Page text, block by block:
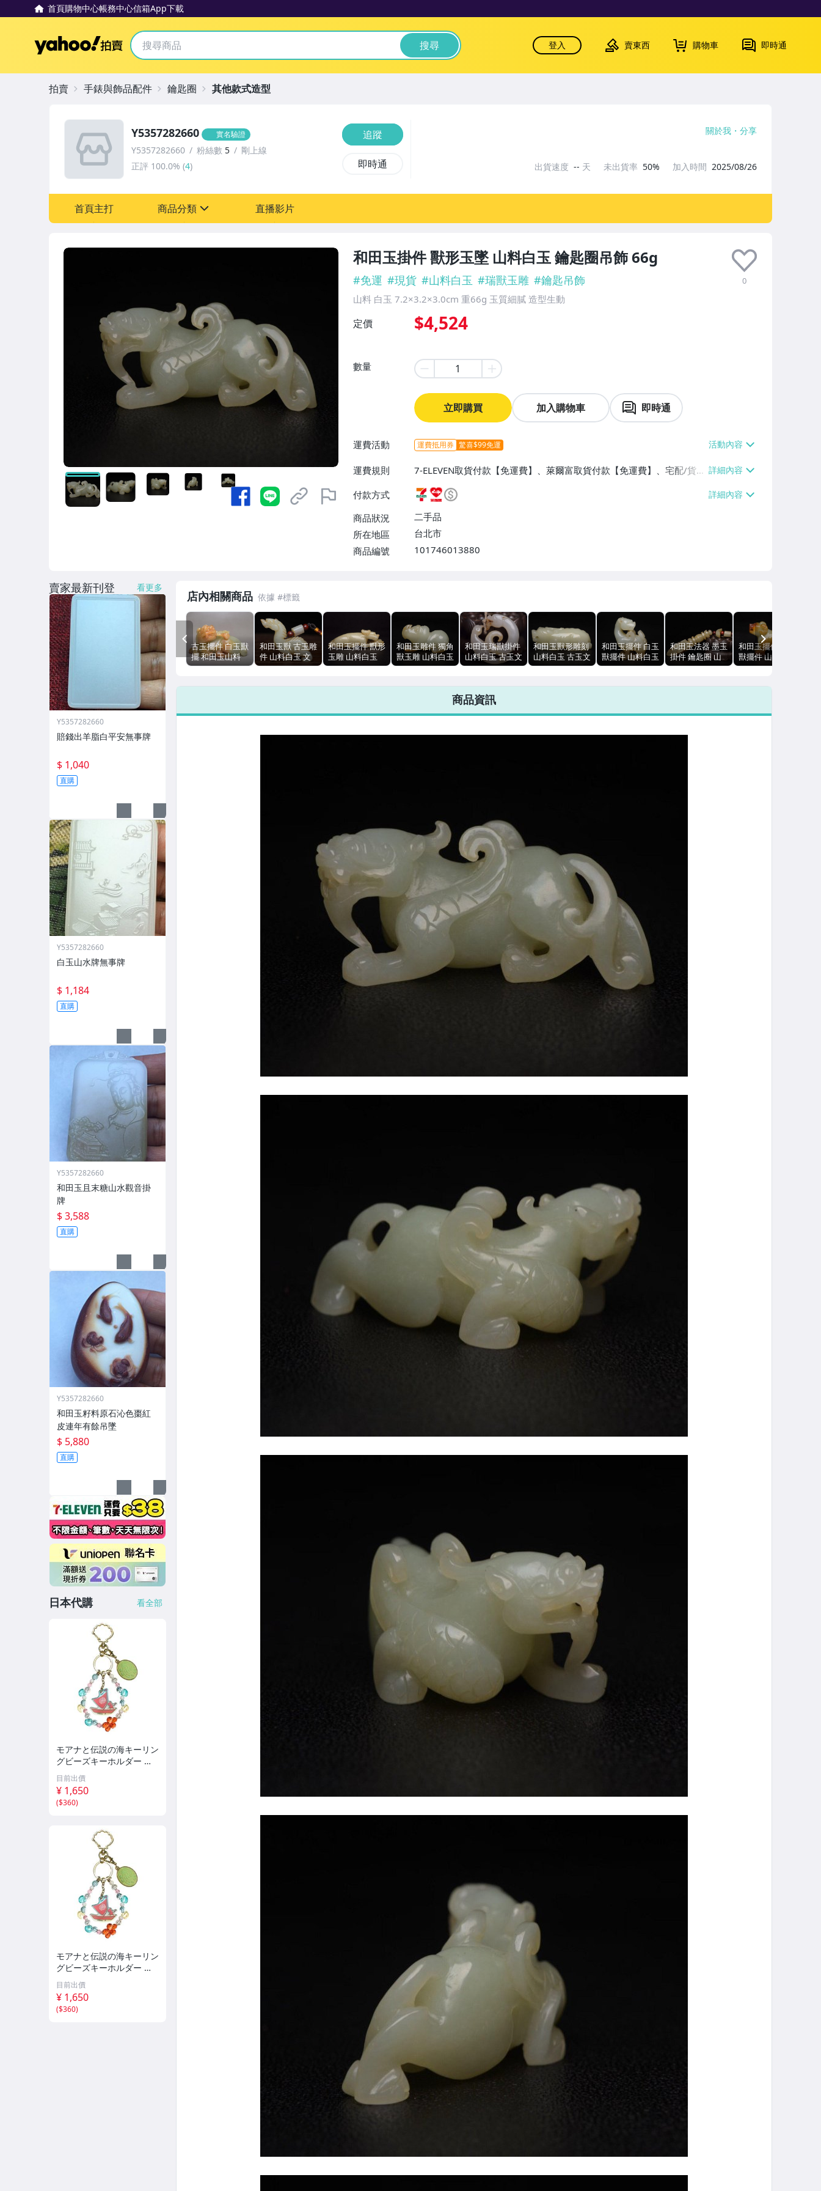
首頁購物中心帳務中心信箱App下載
Yahoo拍賣 搜尋 登入 賣東西 購物車 即時通
和田玉掛件 獸形玉墜 山料白玉 鑰匙圈吊飾 66g
0
#免運 #現貨 #山料白玉 #瑞獸玉雕 #鑰匙吊飾
山料 白玉 7.2×3.2×3.0cm 重66g 玉質細膩 造型生動
定價 $4,524
數量
立即購買 加入購物車 即時通
運費活動 運費抵用券 驚喜$99免運
運費規則
7-ELEVEN取貨付款【免運費】、萊爾富取貨付款【免運費】、宅配/貨運
【免運費】
付款方式
商品狀況
二手品
所在地區
台北市
商品編號
101746013880
Y5357282660 實名驗證
Y5357282660 粉絲數 5
剛上線
正評 100.0% (4)
追蹤
即時通
關於我 分享
出貨速度 -- 天 未出貨率 50% 加入時間 2025/08/26
首頁主打 商品分類
偶像、球員卡與郵幣
手錶與飾品配件
直播影片
拍賣 手錶與飾品配件 鑰匙圈 其他款式造型
店內相關商品
古玉擺件 白玉獸
擺 和田玉山料
213g 9.1cm
和田玉獸 古玉雕
件 山料白玉 文
玩玉器 6.3cm
和田玉擺件 獸形
玉雕 山料白玉
文玩古玉 10cm
和田玉雕件 獨角
獸玉雕 山料白玉
古玉文玩 5.7cm
和田玉瑞獸掛件
山料白玉 古玉文
玩 雕工 44g
和田玉獸形雕刻
山料白玉 古玉文
玩 8.0cm 121g
和田玉擺件 白玉
獸擺件 山料白玉
33g 文玩古玉
和田玉法器 墨玉
掛件 鑰匙圈 山
料古玉 11cm
和田玉擺件 白玉
獸擺件 山料白玉
文玩古玉 83g
PREV
商品資訊
賣家最新刊登 看更多
Y5357282660
賠錢出羊脂白平安無事牌
$ 1,040
直購
Y5357282660
白玉山水牌無事牌
$ 1,184
直購
Y5357282660
和田玉且末糖山水觀音掛
牌
$ 3,588
直購
Y5357282660
和田玉籽料原石沁色棗紅
皮連年有餘吊墜
$ 5,880
直購
日本代購 看全部
モアナと伝説の海キーリン
グビーズキーホルダー 実
写ディズニー
目前出價
¥ 1,650
($360)
モアナと伝説の海キーリン
グビーズキーホルダー 実
写ディズニー
目前出價
¥ 1,650
($360)